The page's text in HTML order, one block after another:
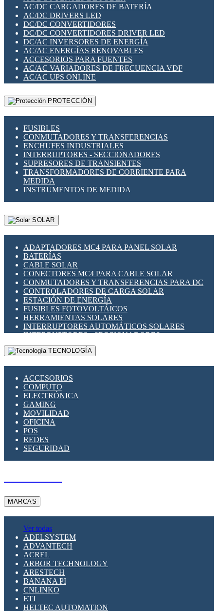
TARJETAS PI
UNIÓN Y DERIVACIÓN DE CABLE
SWITCHES Y REDES WIFI
SOLUCIONES IOT
SOLUCIONES LORAWAN
SOLUCIONES RED CELULAR
SEGURIDAD PARA REDES
SWITCHES LAN
TELEFONÍA IP (VOIP)
VIGILANCIA IP (CCTV)
MESHTASTIC
AC/DC CARGADORES DE BATERÍA
AC/DC DRIVERS LED
DC/DC CONVERTIDORES
DC/DC CONVERTIDORES DRIVER LED
DC/AC INVERSORES DE ENERGÍA
AC/AC ENERGÍAS RENOVABLES
ACCESORIOS PARA FUENTES
AC/AC VARIADORES DE FRECUENCIA VDF
AC/AC UPS ONLINE
PROTECCIÓN
FUSIBLES
CONMUTADORES Y TRANSFERENCIAS
ENCHUFES INDUSTRIALES
INTERRUPTORES - SECCIONADORES
SUPRESORES DE TRANSIENTES
TRANSFORMADORES DE CORRIENTE PARA
MEDIDA
INSTRUMENTOS DE MEDIDA
SOLAR
ADAPTADORES MC4 PARA PANEL SOLAR
BATERÍAS
CABLE SOLAR
CONECTORES MC4 PARA CABLE SOLAR
CONMUTADORES Y TRANSFERENCIAS PARA DC
CONTROLADORES DE CARGA SOLAR
ESTACIÓN DE ENERGÍA
FUSIBLES FOTOVOLTÁICOS
HERRAMIENTAS SOLARES
INTERRUPTORES AUTOMÁTICOS SOLARES
INTERRUPTORES - SECCIONADORES
FOTOVOLTÁICOS
MONTAJE PANEL SOLAR
SUPRESOR DE TRANSIENTES SPDS PARA
APLICACIONES FOTOVOLTAICAS
TECNOLOGÍA
ACCESORIOS
COMPUTO
ELECTRÓNICA
GAMING
MOVILIDAD
OFICINA
POS
REDES
SEGURIDAD
MARCAS
Ver todas
ADELSYSTEM
ADVANTECH
ACREL
ARBOR TECHNOLOGY
ARESTECH
BANANA PI
CNLINKO
ETI
HELTEC AUTOMATION